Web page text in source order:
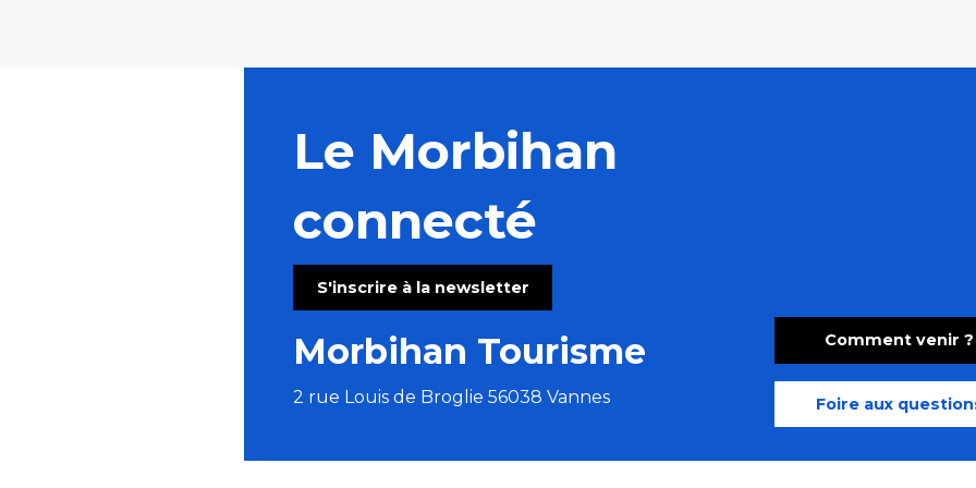
Le Morbihan
connecté
S'inscrire à la newsletter
Morbihan Tourisme
2 rue Louis de Broglie 56038 Vannes
Comment venir ?
Foire aux